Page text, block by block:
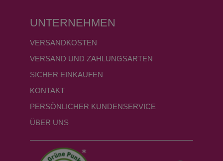
UNTERNEHMEN
VERSANDKOSTEN
VERSAND UND ZAHLUNGSARTEN
SICHER EINKAUFEN
KONTAKT
PERSÖNLICHER KUNDENSERVICE
ÜBER UNS